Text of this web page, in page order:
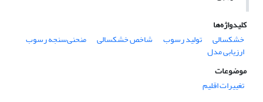
کلیدواژه‌ها
خشکسالی
تولید رسوب شاخص خشکسالی منحنی‌سنجه رسوب
ارزیابی مدل
موضوعات
تغییرات اقلیم